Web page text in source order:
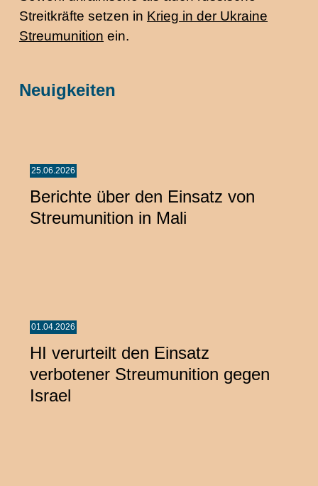
Streitkräfte setzen in Krieg in der Ukraine
Streumunition ein.
Neuigkeiten
25.06.2026
Berichte über den Einsatz von
Streumunition in Mali
01.04.2026
HI verurteilt den Einsatz
verbotener Streumunition gegen
Israel